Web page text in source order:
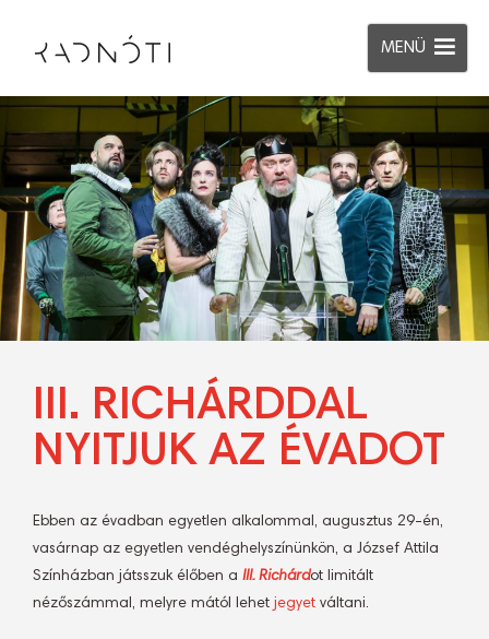
MENÜ
III. RICHÁRDDAL
NYITJUK AZ ÉVADOT
Ebben az évadban egyetlen alkalommal, augusztus 29-én,
vasárnap az egyetlen vendéghelyszínünkön, a József Attila
Színházban játsszuk élőben a III. Richárdot limitált
nézőszámmal, melyre mától lehet jegyet váltani.